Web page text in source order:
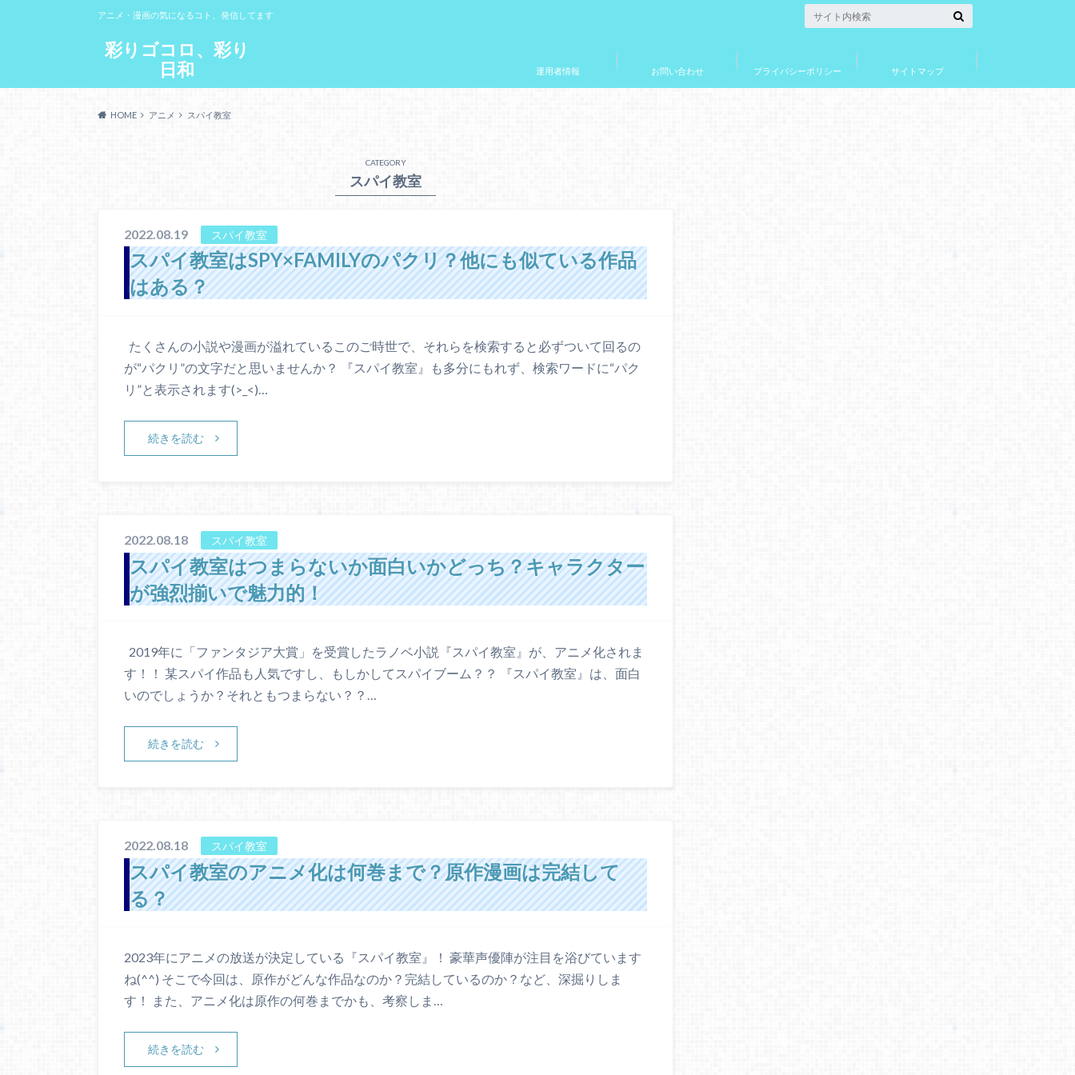
彩りゴコロ、彩り
日和
アニメ・漫画の気になるコト、発信してます
運用者情報 お問い合わせ プライバシーポリシー サイトマップ
HOME アニメ スパイ教室
CATEGORY
スパイ教室
2022.08.19 スパイ教室
スパイ教室はSPY×FAMILYのパクリ？他にも似ている作品
はある？
たくさんの小説や漫画が溢れているこのご時世で、それらを検索すると必ずついて回るの
が“パクリ”の文字だと思いませんか？ 『スパイ教室』も多分にもれず、検索ワードに“パク
リ”と表示されます(>_<)…
続きを読む
2022.08.18 スパイ教室
スパイ教室はつまらないか面白いかどっち？キャラクター
が強烈揃いで魅力的！
2019年に「ファンタジア大賞」を受賞したラノベ小説『スパイ教室』が、アニメ化されま
す！！ 某スパイ作品も人気ですし、もしかしてスパイブーム？？ 『スパイ教室』は、面白
いのでしょうか？それともつまらない？？…
続きを読む
2022.08.18 スパイ教室
スパイ教室のアニメ化は何巻まで？原作漫画は完結して
る？
2023年にアニメの放送が決定している『スパイ教室』！ 豪華声優陣が注目を浴びています
ね(^^) そこで今回は、原作がどんな作品なのか？完結しているのか？など、深掘りしま
す！ また、アニメ化は原作の何巻までかも、考察しま…
続きを読む